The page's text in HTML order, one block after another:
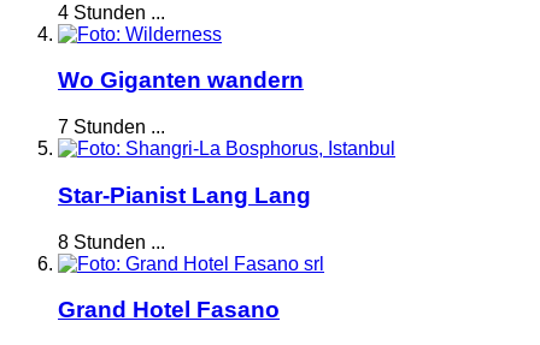
4 Stunden ...
Wo Giganten wandern
7 Stunden ...
Star-Pianist Lang Lang
8 Stunden ...
Grand Hotel Fasano